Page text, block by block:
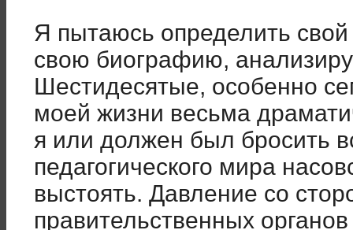
Я пытаюсь определить
свою биографию,
Шестидесятые, особенно
моей жизни весьма
я или должен был бросить
педагогического мира
выстоять. Давление со
правительственных